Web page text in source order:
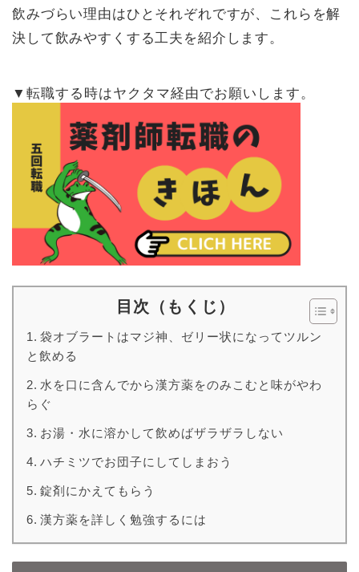
飲みづらい理由はひとそれぞれですが、これらを解
決して飲みやすくする工夫を紹介します。
▼転職する時はヤクタマ経由でお願いします。
目次（もくじ）
袋オブラートはマジ神、ゼリー状になってツルン
と飲める
水を口に含んでから漢方薬をのみこむと味がやわ
らぐ
お湯・水に溶かして飲めばザラザラしない
ハチミツでお団子にしてしまおう
錠剤にかえてもらう
漢方薬を詳しく勉強するには